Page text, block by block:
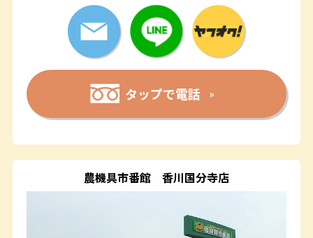
タップで電話
農機具市番館 香川国分寺店